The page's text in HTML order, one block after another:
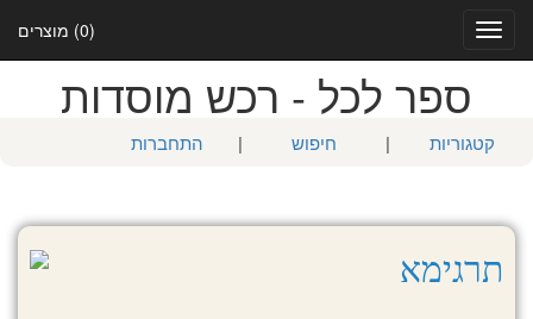
(0) מוצרים
Toggle
navigation
ספר לכל - רכש מוסדות
קטגוריות | חיפוש | התחברות
תרגימא